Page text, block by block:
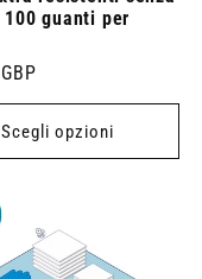
guanti per
Scegli opzioni